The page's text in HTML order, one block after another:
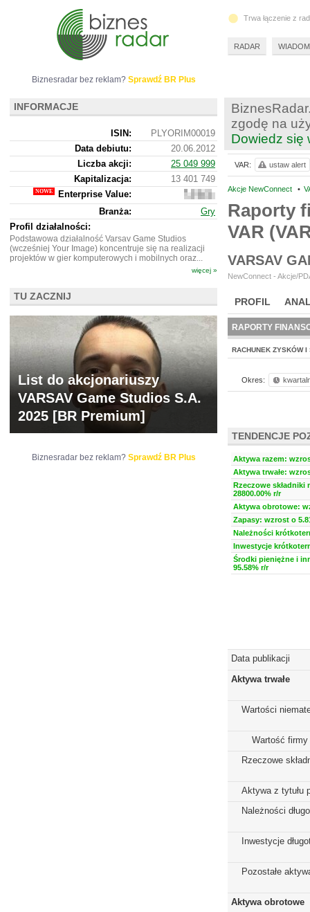
zgodę na
Dowiedz się
Akcje NewConnect •
Raporty
VAR
VARSAV
NewConnect - Akcje/
PROFIL
BR LAB
RAPORTY
RACHUNEK ZYSKÓW I
Okres:
TENDENCJE
Aktywa razem:
Aktywa trwałe:
Rzeczowe składniki
28800.00% r/r
Aktywa obrotowe:
Zapasy: wzrost o
Należności
Inwestycje
Środki pieniężne i
95.58% r/r
Data publikacji
Aktywa trwałe
Wartości
Wartość firmy
Rzeczowe
Aktywa z tytułu
Należności
Inwestycje
Pozostałe
Aktywa obrotowe
VAR: ustaw alert
Biznesradar bez reklam? Sprawdź BR Plus
INFORMACJE
ISIN:
PLYORIM00019
Data debiutu:
20.06.2012
Liczba akcji:
25 049 999
Kapitalizacja:
13 401 749
Enterprise Value:
13
047
749
Branża:
Gry
Profil działalności:
Podstawowa działalność Varsav Game Studios
(wcześniej Your Image) koncentruje się na realizacji
projektów w gier komputerowych i mobilnych oraz...
więcej »
TU ZACZNIJ
List do akcjonariuszy
VARSAV Game Studios S.A.
2025 [BR Premium]
Biznesradar bez reklam? Sprawdź BR Plus
Trwa łączenie z
RADAR